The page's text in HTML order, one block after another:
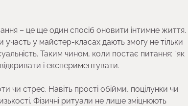
– це ще один спосіб оновити інтимне життя.
участь у майстер-класах дають змогу не тільки
Таким чином, коли постає питання: “як
і експериментувати.
чи стрес. Навіть прості обійми, поцілунки чи
Фізичні ритуали не лише зміцнюють